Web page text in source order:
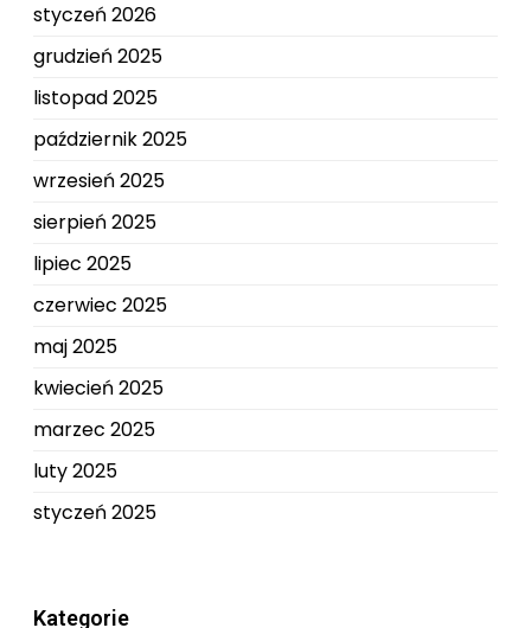
styczeń 2026
grudzień 2025
listopad 2025
październik 2025
wrzesień 2025
sierpień 2025
lipiec 2025
czerwiec 2025
maj 2025
kwiecień 2025
marzec 2025
luty 2025
styczeń 2025
Kategorie